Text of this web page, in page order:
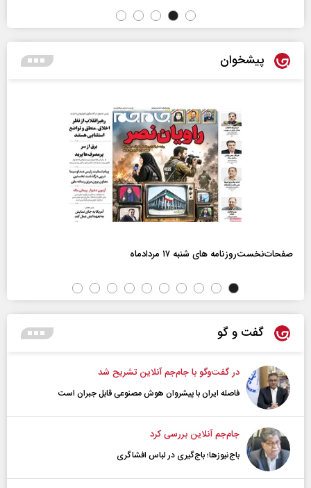
پیشخوان
صفحات‌نخست‌روزنامه ها‌ی شنبه ۱۷ مردادماه
گفت و گو
در گفت‌و‌گو با جام‌جم آنلاین تشریح شد
فاصله ایران با پیشرو‌ان هوش مصنوعی قابل جبران است
جام‌جم آنلاین بررسی کرد
باج‌نیوزها؛ باج‌گیری در لباس افشاگری